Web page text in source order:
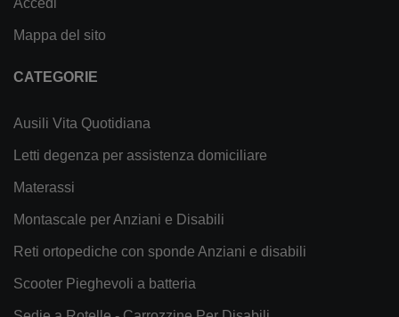
Mappa del sito
CATEGORIE
Ausili Vita Quotidiana
Letti degenza per assistenza domiciliare
Materassi
Montascale per Anziani e Disabili
Reti ortopediche con sponde Anziani e disabili
Scooter Pieghevoli a batteria